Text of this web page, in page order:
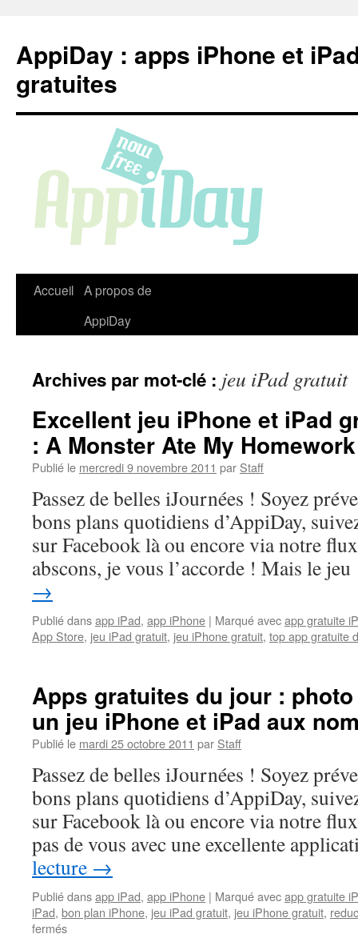
contenu
AppiDay : apps iPhone et
gratuites
Accueil A propos de
AppiDay
Archives par mot-clé : jeu iPad gratuit
Excellent jeu iPhone et iPad
: A Monster Ate My Homework
Publié le mercredi 9 novembre 2011 par Staff
Passez de belles iJournées ! Soyez
bons plans quotidiens d’AppiDay,
sur Facebook là ou encore via notre
abscons, je vous l’accorde ! Mais le
→
Publié dansapp iPad, app iPhone | Marqué avecapp gratuite
App Store, jeu iPad gratuit, jeu iPhone gratuit, top app gratuite
Apps gratuites du jour :
un jeu iPhone et iPad aux
Publié le mardi 25 octobre 2011 par Staff
Passez de belles iJournées ! Soyez
bons plans quotidiens d’AppiDay,
sur Facebook là ou encore via notre
pas de vous avec une excellente
lecture →
Publié dansapp iPad, app iPhone | Marqué avecapp gratuite
iPad, bon plan iPhone, jeu iPad gratuit, jeu iPhone gratuit,
ferméssur